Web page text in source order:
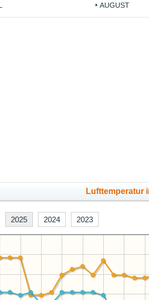
AUGUST
Lufttemperatur
2025 2024 2023